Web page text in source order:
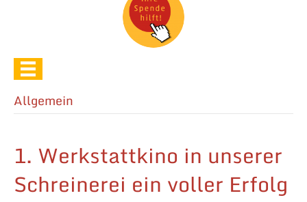
Allgemein
1. Werkstattkino in unserer
Schreinerei ein voller Erfolg